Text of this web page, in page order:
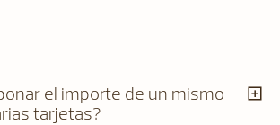
el importe de un mismo
tarjetas?